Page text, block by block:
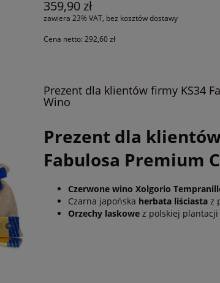
359,90 zł
zawiera 23% VAT, bez kosztów dostawy
Cena netto:292,60 zł
Prezent dla klientów firmy KS34
Wino
Prezent dla
Fabulosa Premium
Czerwone wino Xolgorio
Czarna japońska herbata liściasta z
Orzechy laskowe z polskiej